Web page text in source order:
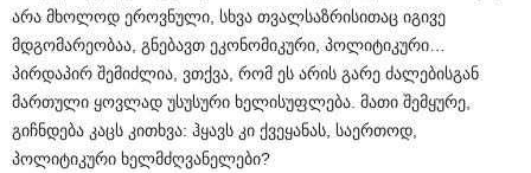
არა მხოლოდ ეროვნული, სხვა თვალსაზრისითაც იგივე
მდგომარეობაა, გნებავთ ეკონომიკური, პოლიტიკური…
პირდაპირ შემიძლია, ვთქვა, რომ ეს არის გარე ძალებისგან
მართული ყოვლად უსუსური ხელისუფლება. მათი შემყურე,
გიჩნდება კაცს კითხვა: ჰყავს კი ქვეყანას, საერთოდ,
პოლიტიკური ხელმძღვანელები?